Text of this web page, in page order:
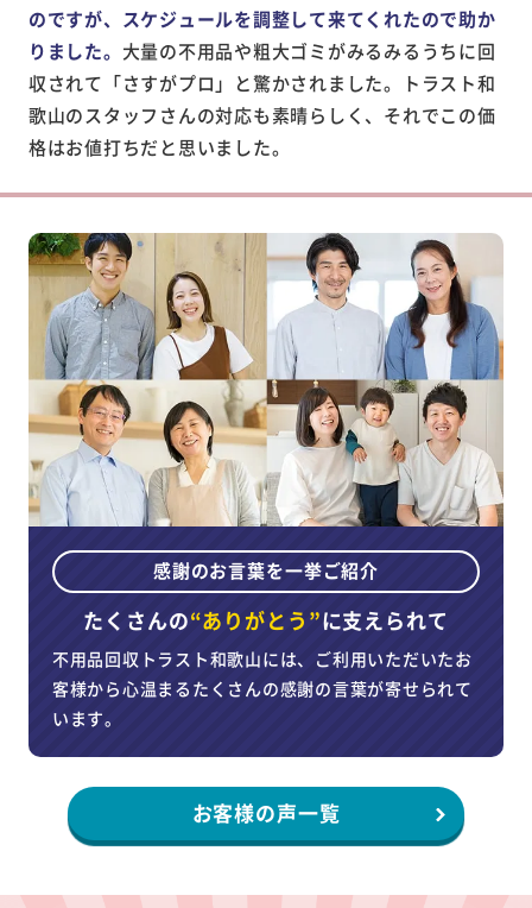
のですが、スケジュールを調整して来てくれたので助か
りました。 大量の不用品や粗大ゴミがみるみるうちに回
収されて「さすがプロ」と驚かされました。トラスト和
歌山のスタッフさんの対応も素晴らしく、それでこの価
格はお値打ちだと思いました。
感謝のお言葉を一挙ご紹介
たくさんの“ありがとう”に支えられて
不用品回収トラスト和歌山には、ご利用いただいたお
客様から心温まるたくさんの感謝の言葉が寄せられて
います。
お客様の声一覧